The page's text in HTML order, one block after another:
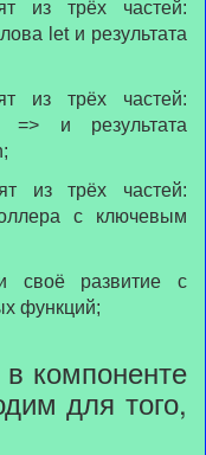
let и результата
=> и результата
с ключевым
функций;
компоненте
для того,